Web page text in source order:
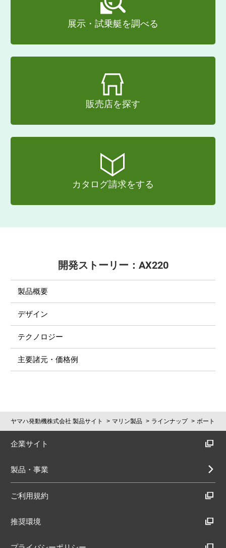
展示・試乗艇を調べる
販売店を探す
カタログ請求をする
開発ストーリー：AX220
製品概要
デザイン
テクノロジー
主要諸元・価格例
ヤマハ発動機株式会社 製品サイト マリン製品 ラインナップ ボート
企業サイト
製品・事業
ご利用規約
推奨環境